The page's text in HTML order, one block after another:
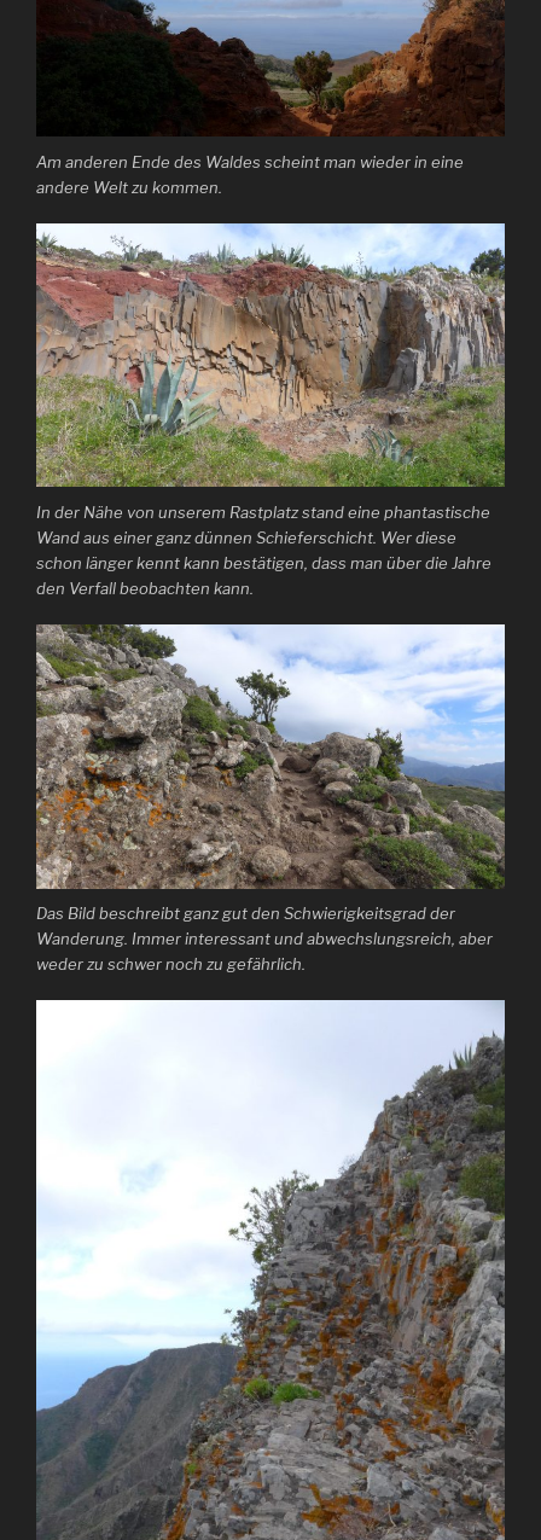
Am anderen Ende des Waldes scheint man wieder in eine
andere Welt zu kommen.
In der Nähe von unserem Rastplatz stand eine phantastische
Wand aus einer ganz dünnen Schieferschicht. Wer diese
schon länger kennt kann bestätigen, dass man über die Jahre
den Verfall beobachten kann.
Das Bild beschreibt ganz gut den Schwierigkeitsgrad der
Wanderung. Immer interessant und abwechslungsreich, aber
weder zu schwer noch zu gefährlich.